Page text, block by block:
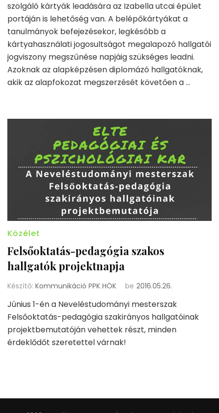
szolgáló kártyák leadására az Izabella utcai épület
portáján is lehetőség van. A belépőkártyákat a
tanulmányok befejezésekor, legkésőbb a
kártyahasználati jogosultságot megalapozó hallgatói
jogviszony megszűnése napjáig szükséges leadni.
Azoknak az alapképzésen diplomázó hallgatóknak,
akik az alapfokozat megszerzését követően a …
Közélet
Felsőoktatás-pedagógia szakos
hallgatók projektnapja
Készítő: Kommunikáció PPK HÖK be 2016.05.26.
Június 1-én a Neveléstudományi mesterszak
Felsőoktatás-pedagógia szakirányos hallgatóinak
projektbemutatóján vehettek részt, minden
érdeklődőt szeretettel várnak!